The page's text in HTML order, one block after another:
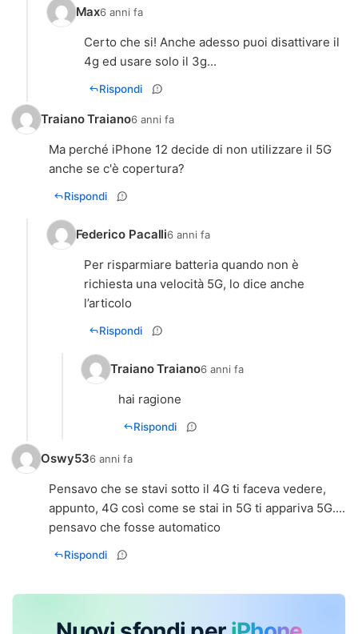
Max6 anni fa
Certo che si! Anche adesso puoi disattivare il
4g ed usare solo il 3g...
Rispondi
Traiano Traiano6 anni fa
Ma perché iPhone 12 decide di non utilizzare il 5G
anche se c'è copertura?
Rispondi
Federico Pacalli6 anni fa
Per risparmiare batteria quando non è
richiesta una velocità 5G, lo dice anche
l’articolo
Rispondi
Traiano Traiano6 anni fa
hai ragione
Rispondi
Oswy536 anni fa
Pensavo che se stavi sotto il 4G ti faceva vedere,
appunto, 4G così come se stai in 5G ti appariva 5G....
pensavo che fosse automatico
Rispondi